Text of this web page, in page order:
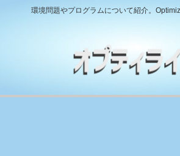
環境問題やプログラムについて紹介。